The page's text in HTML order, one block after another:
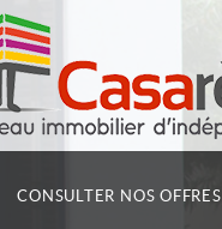
CONSULTER NOS OFFRES